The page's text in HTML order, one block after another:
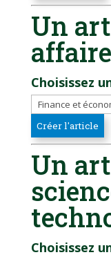
Un
Choisissez
Un
Choisissez